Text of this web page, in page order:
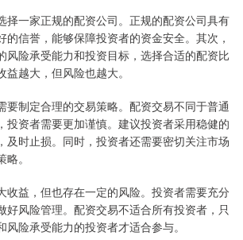
择一家正规的配资公司。正规的配资公司具有
的信誉，能够保障投资者的资金安全。其次，
风险承受能力和投资目标，选择合适的配资比
越大，但风险也越大。
要制定合理的交易策略。配资交易不同于普通
投资者需要更加谨慎。建议投资者采用稳健的
及时止损。同时，投资者还需要密切关注市场
。
收益，但也存在一定的风险。投资者需要充分
好风险管理。配资交易不适合所有投资者，只
险承受能力的投资者才适合参与。